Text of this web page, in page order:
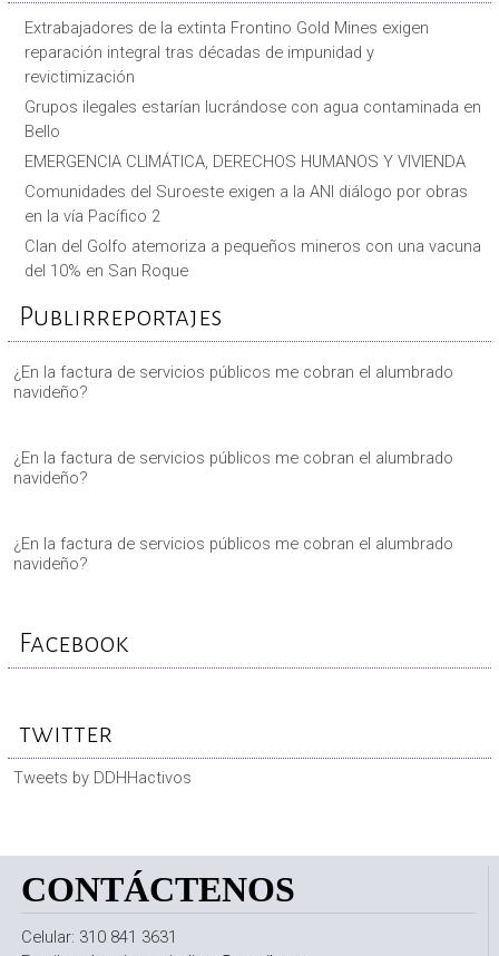
Extrabajadores de la extinta Frontino Gold Mines exigen
reparación integral tras décadas de impunidad y
revictimización
Grupos ilegales estarían lucrándose con agua contaminada en
Bello
EMERGENCIA CLIMÁTICA, DERECHOS HUMANOS Y VIVIENDA
Comunidades del Suroeste exigen a la ANI diálogo por obras
en la vía Pacífico 2
Clan del Golfo atemoriza a pequeños mineros con una vacuna
del 10% en San Roque
Publirreportajes
¿En la factura de servicios públicos me cobran el alumbrado
navideño?
¿En la factura de servicios públicos me cobran el alumbrado
navideño?
¿En la factura de servicios públicos me cobran el alumbrado
navideño?
Facebook
twitter
Tweets by DDHHactivos
CONTÁCTENOS
Celular: 310 841 3631